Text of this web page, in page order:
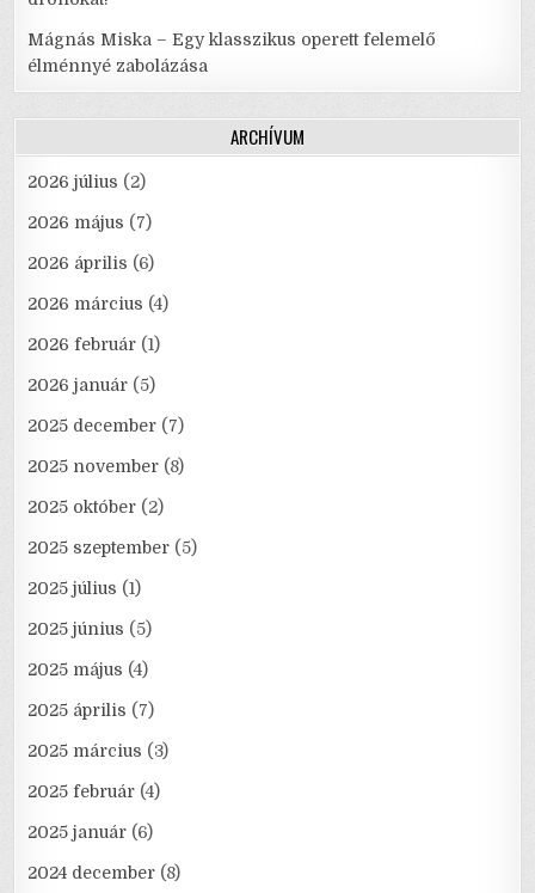
Mágnás Miska – Egy klasszikus operett felemelő
élménnyé zabolázása
ARCHÍVUM
2026 július (2)
2026 május (7)
2026 április (6)
2026 március (4)
2026 február (1)
2026 január (5)
2025 december (7)
2025 november (8)
2025 október (2)
2025 szeptember (5)
2025 július (1)
2025 június (5)
2025 május (4)
2025 április (7)
2025 március (3)
2025 február (4)
2025 január (6)
2024 december (8)